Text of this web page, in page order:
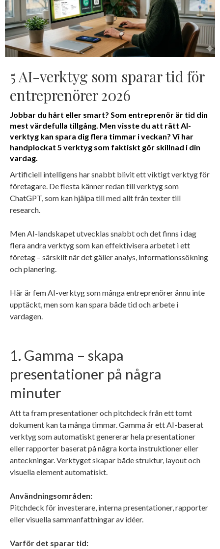
5 AI-verktyg som sparar tid för
entreprenörer 2026
Jobbar du hårt eller smart? Som entreprenör är tid din
mest värdefulla tillgång. Men visste du att rätt AI-
verktyg kan spara dig flera timmar i veckan? Vi har
handplockat 5 verktyg som faktiskt gör skillnad i din
vardag.
Artificiell intelligens har snabbt blivit ett viktigt verktyg för
företagare. De flesta känner redan till verktyg som
ChatGPT, som kan hjälpa till med allt från texter till
research.
Men AI-landskapet utvecklas snabbt och det finns i dag
flera andra verktyg som kan effektivisera arbetet i ett
företag – särskilt när det gäller analys, informationssökning
och planering.
Här är fem AI-verktyg som många entreprenörer ännu inte
upptäckt, men som kan spara både tid och arbete i
vardagen.
1. Gamma – skapa
presentationer på några
minuter
Att ta fram presentationer och pitchdeck från ett tomt
dokument kan ta många timmar. Gamma är ett AI-baserat
verktyg som automatiskt genererar hela presentationer
eller rapporter baserat på några korta instruktioner eller
anteckningar. Verktyget skapar både struktur, layout och
visuella element automatiskt.
Användningsområden:
Pitchdeck för investerare, interna presentationer, rapporter
eller visuella sammanfattningar av idéer.
Varför det sparar tid: